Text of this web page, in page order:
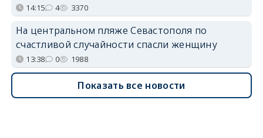
14:15 4 3370
На центральном пляже Севастополя по
счастливой случайности спасли женщину
13:38 0 1988
Показать все новости